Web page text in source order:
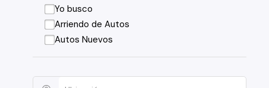
Yo busco
Arriendo de Autos
Autos Nuevos